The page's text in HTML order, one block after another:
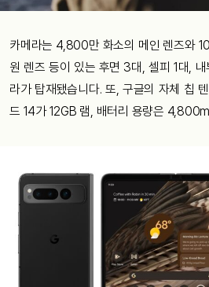
카메라는 4,800만 화소의 메인 렌즈와
원 렌즈 등이 있는 후면 3대, 셀피 1대,
라가 탑재됐습니다. 또, 구글의 자체 칩
드 14가 12GB 램, 배터리 용량은